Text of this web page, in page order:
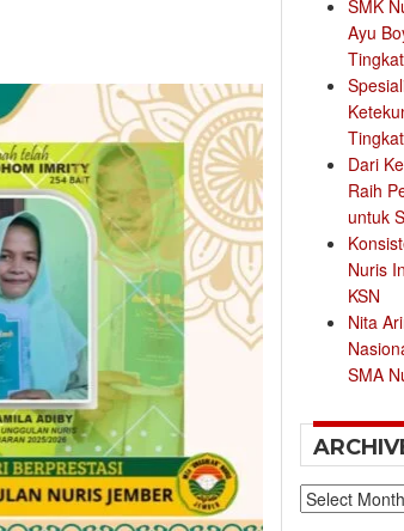
SMK
Ayu
Dari
Raih
untuk
Nuris
KSN
Nita
SMA
Archives